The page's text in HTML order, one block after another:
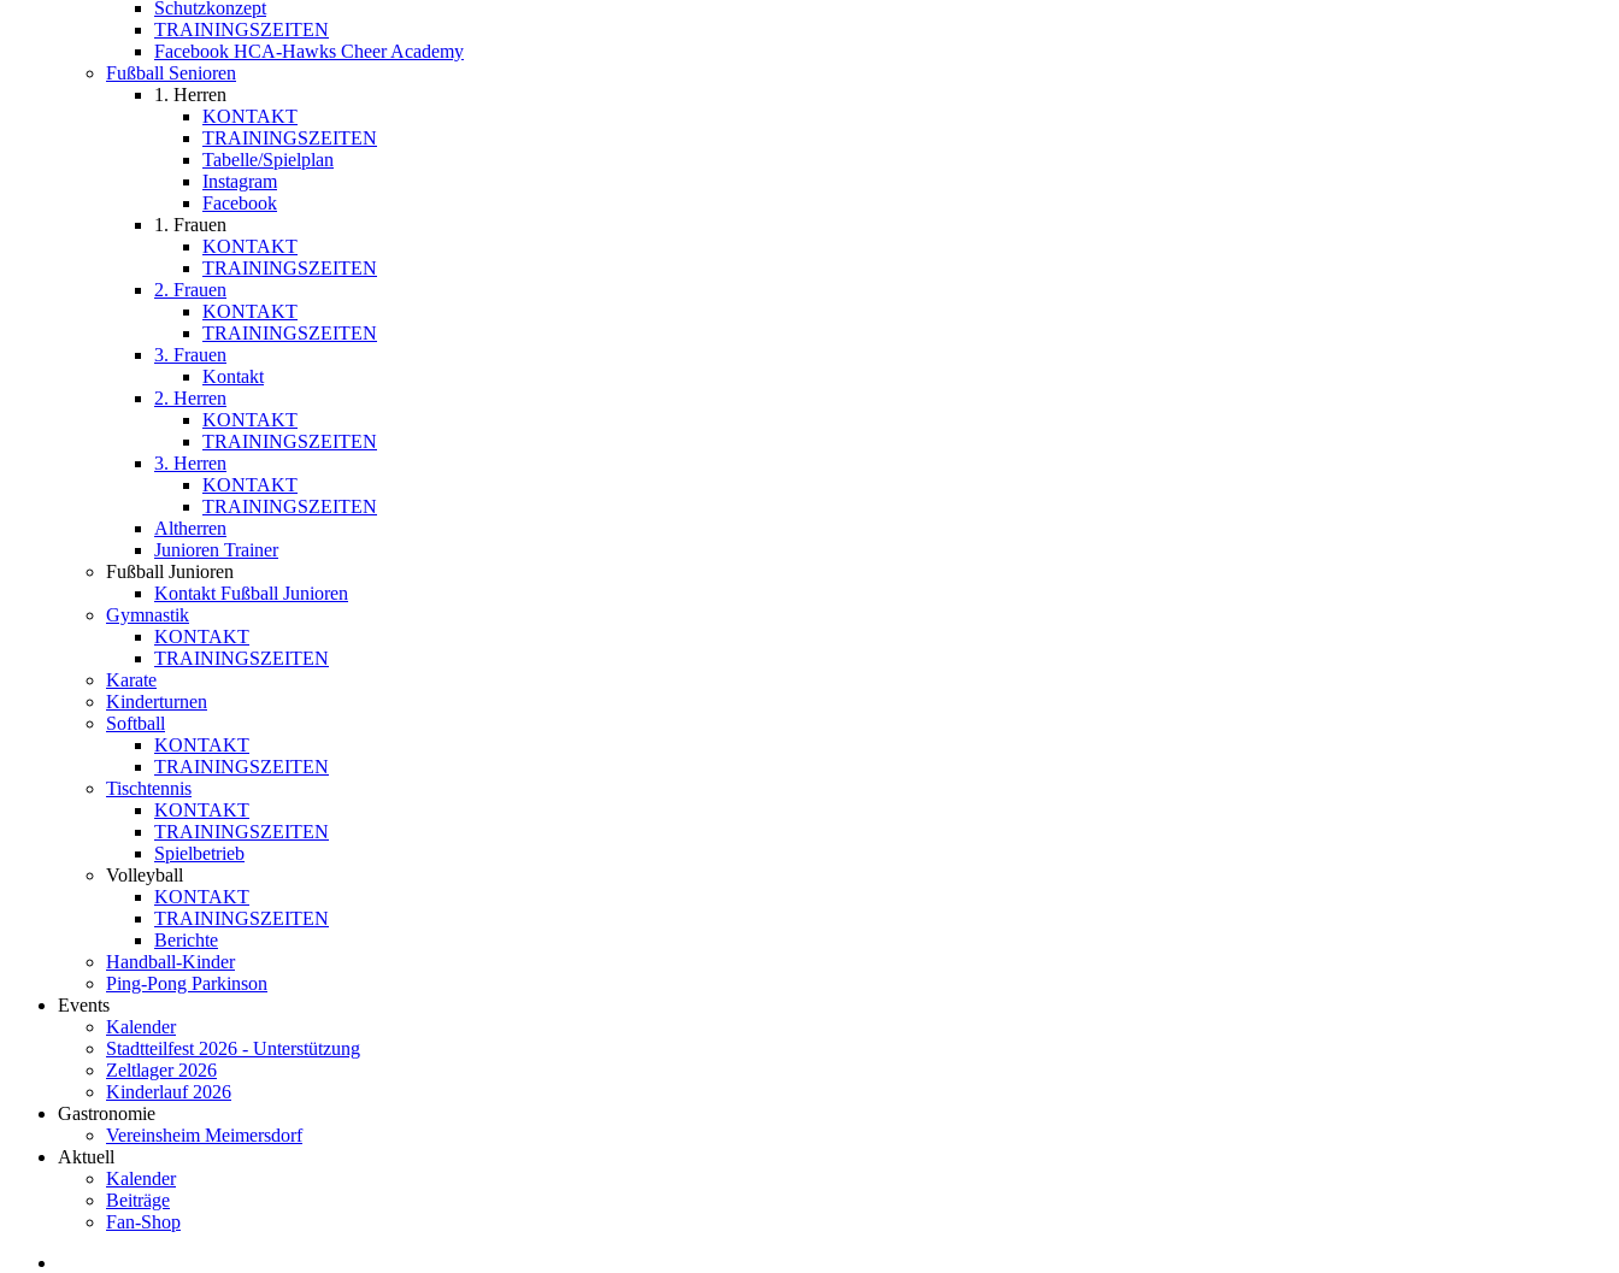
Schutzkonzept
TRAININGSZEITEN
Facebook HCA-Hawks Cheer Academy
Fußball Senioren
1. Herren
KONTAKT
TRAININGSZEITEN
Tabelle/Spielplan
Instagram
Facebook
1. Frauen
KONTAKT
TRAININGSZEITEN
2. Frauen
KONTAKT
TRAININGSZEITEN
3. Frauen
Kontakt
2. Herren
KONTAKT
TRAININGSZEITEN
3. Herren
KONTAKT
TRAININGSZEITEN
Altherren
Junioren Trainer
Fußball Junioren
Kontakt Fußball Junioren
Gymnastik
KONTAKT
TRAININGSZEITEN
Karate
Kinderturnen
Softball
KONTAKT
TRAININGSZEITEN
Tischtennis
KONTAKT
TRAININGSZEITEN
Spielbetrieb
Volleyball
KONTAKT
TRAININGSZEITEN
Berichte
Handball-Kinder
Ping-Pong Parkinson
Events
Kalender
Stadtteilfest 2026 - Unterstützung
Zeltlager 2026
Kinderlauf 2026
Gastronomie
Vereinsheim Meimersdorf
Aktuell
Kalender
Beiträge
Fan-Shop